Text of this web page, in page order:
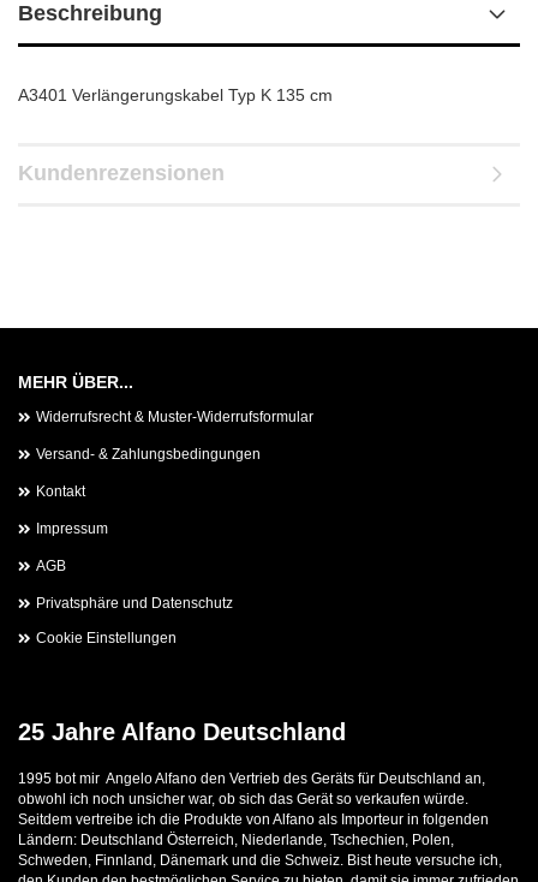
Beschreibung
A3401 Verlängerungskabel Typ K 135 cm
Kundenrezensionen
MEHR ÜBER...
Widerrufsrecht & Muster-Widerrufsformular
Versand- & Zahlungsbedingungen
Kontakt
Impressum
AGB
Privatsphäre und Datenschutz
Cookie Einstellungen
25 Jahre Alfano Deutschland
1995 bot mir Angelo Alfano den Vertrieb des Geräts für Deutschland an,
obwohl ich noch unsicher war, ob sich das Gerät so verkaufen würde.
Seitdem vertreibe ich die Produkte von Alfano als Importeur in folgenden
Ländern: Deutschland Österreich, Niederlande, Tschechien, Polen,
Schweden, Finnland, Dänemark und die Schweiz. Bist heute versuche ich,